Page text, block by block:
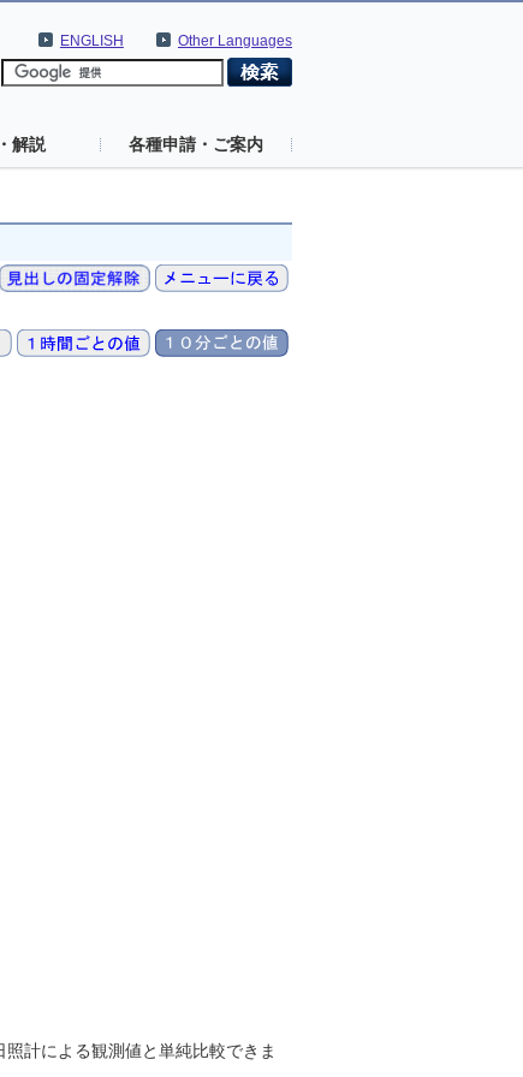
Other Languages
ENGLISH
解説 各種申請・ご案内
計による観測値と単純比較できま